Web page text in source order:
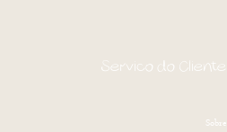
Serviço do Cliente
Sobre